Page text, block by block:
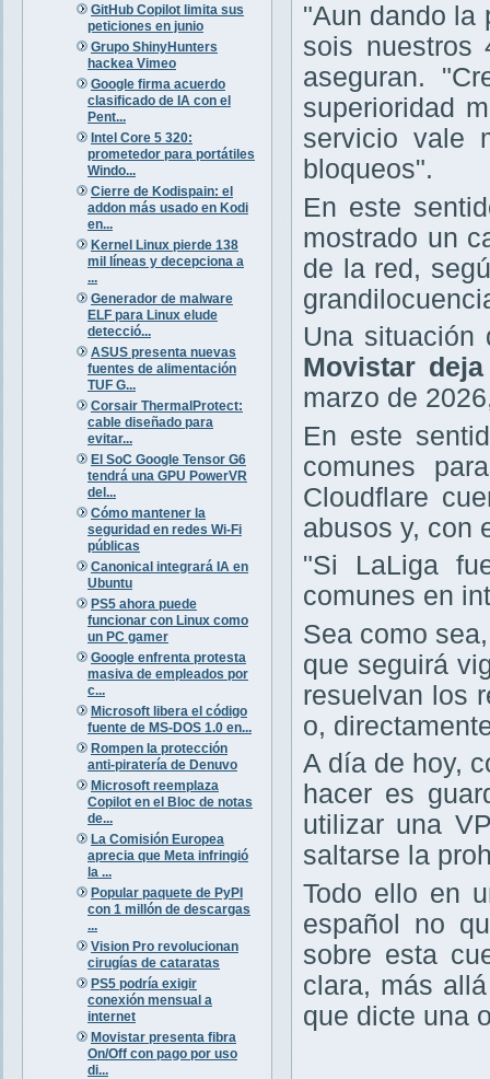
GitHub Copilot limita sus
peticiones en junio
Grupo ShinyHunters
hackea Vimeo
Google firma acuerdo
clasificado de IA con el
Pent...
Intel Core 5 320:
prometedor para portátiles
Windo...
Cierre de Kodispain: el
addon más usado en Kodi
en...
Kernel Linux pierde 138
mil líneas y decepciona a
...
Generador de malware
ELF para Linux elude
detecció...
ASUS presenta nuevas
fuentes de alimentación
TUF G...
Corsair ThermalProtect:
cable diseñado para
evitar...
El SoC Google Tensor G6
tendrá una GPU PowerVR
del...
Cómo mantener la
seguridad en redes Wi-Fi
públicas
Canonical integrará IA en
Ubuntu
PS5 ahora puede
funcionar con Linux como
un PC gamer
Google enfrenta protesta
masiva de empleados por
c...
Microsoft libera el código
fuente de MS-DOS 1.0 en...
Rompen la protección
anti-piratería de Denuvo
Microsoft reemplaza
Copilot en el Bloc de notas
de...
La Comisión Europea
aprecia que Meta infringió
la ...
Popular paquete de PyPI
con 1 millón de descargas
...
Vision Pro revolucionan
cirugías de cataratas
PS5 podría exigir
conexión mensual a
internet
Movistar presenta fibra
On/Off con pago por uso
di...
"Aun dando la
sois nuestros
aseguran.
superioridad
servicio vale
bloqueos".
En este
mostrado un
de la red,
Una
Movistar
marzo de
En este
comunes
Cloudflare
abusos y, con
"Si LaLiga
comunes en
Sea como
que seguirá
resuelvan los
o,
A día de hoy,
hacer es
utilizar una
saltarse la
Todo ello en
español no
sobre esta
clara, más
que dicte una